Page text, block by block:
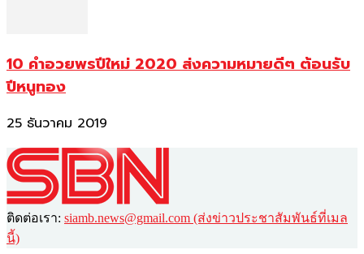
10 คำอวยพรปีใหม่ 2020 ส่งความหมายดีๆ ต้อนรับ
ปีหนูทอง
25 ธันวาคม 2019
ติดต่อเรา: siamb.news@gmail.com (ส่งข่าวประชาสัมพันธ์ที่เมล
นี้)